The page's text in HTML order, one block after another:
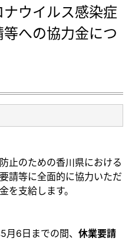
ウイルス感染症
への協力金につ
止のための香川県における
請等に全面的に協力いただ
を支給します。
6日までの間、 休業要請